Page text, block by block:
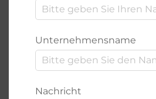
Unternehmensname
Nachricht